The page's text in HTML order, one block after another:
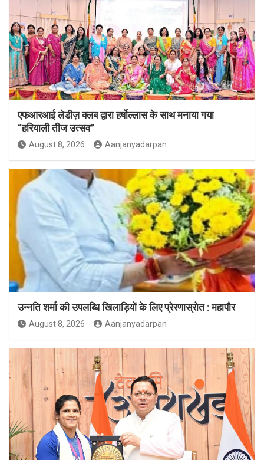
एफआरआई लेडीज़ क्लब द्वारा हर्षोल्लास के साथ मनाया गया
“हरियाली तीज उत्सव”
August 8, 2026 Aanjanyadarpan
उन्नति शर्मा की उपलब्धि खिलाड़ियों के लिए प्रेरणास्रोत : महापौर
August 8, 2026 Aanjanyadarpan